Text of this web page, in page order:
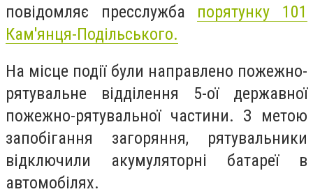
повідомляє пресслужба порятунку 101
Кам'янця-Подільського.
На місце події були направлено пожежно-
рятувальне відділення 5-ої державної
пожежно-рятувальної частини. З метою
запобігання загоряння, рятувальники
відключили акумуляторні батареї в
автомобілях.